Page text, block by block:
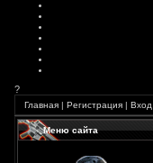
?
Главная | Регистрация | Вход
Меню сайта